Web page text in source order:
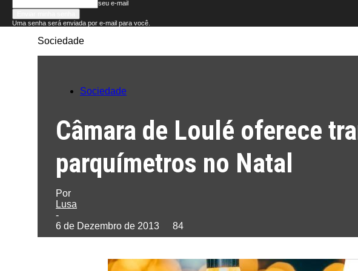
seu e-mail
Uma senha será enviada por e-mail para você.
Sociedade
Sociedade
Câmara de Loulé oferece
parquímetros no Natal
Por
Lusa
-
6 de Dezembro de 2013
84